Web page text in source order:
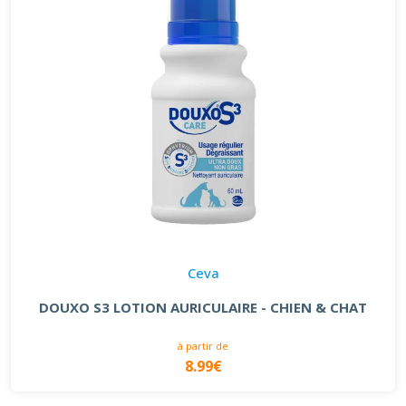
Ceva
DOUXO S3 LOTION AURICULAIRE - CHIEN & CHAT
à partir de
8.99€